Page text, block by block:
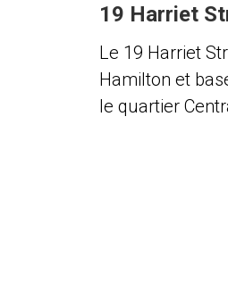
19 Harriet
Le 19 Harriet
Hamilton et
le quartier